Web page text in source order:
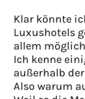
Klar könnte
Luxushotels
allem
Ich kenne
außerhalb
Also warum